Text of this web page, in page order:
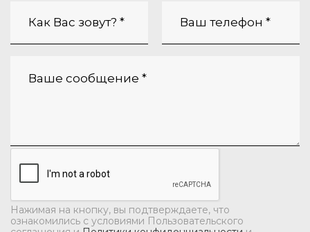
Нажимая на кнопку, вы подтверждаете, что
ознакомились с условиями Пользовательского